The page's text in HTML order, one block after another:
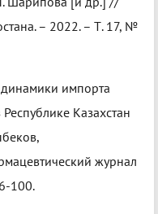
– 2022. – Т. 17, №
импорта
Казахстан
журнал
100.